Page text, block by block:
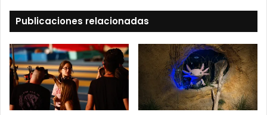
o
r
r
o
Publicaciones relacionadas